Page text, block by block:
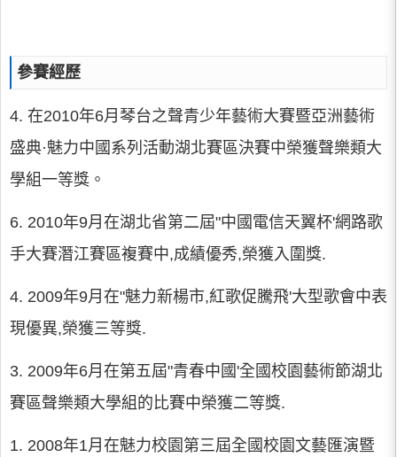
參賽經歷
4. 在2010年6月琴台之聲青少年藝術大賽暨亞洲藝術
盛典·魅力中國系列活動湖北賽區決賽中榮獲聲樂類大
學組一等獎。
6. 2010年9月在湖北省第二屆"中國電信天翼杯'網路歌
手大賽潛江賽區複賽中,成績優秀,榮獲入圍獎.
4. 2009年9月在"魅力新楊市,紅歌促騰飛'大型歌會中表
現優異,榮獲三等獎.
3. 2009年6月在第五屆"青春中國'全國校園藝術節湖北
賽區聲樂類大學組的比賽中榮獲二等獎.
1. 2008年1月在魅力校園第三屆全國校園文藝匯演暨